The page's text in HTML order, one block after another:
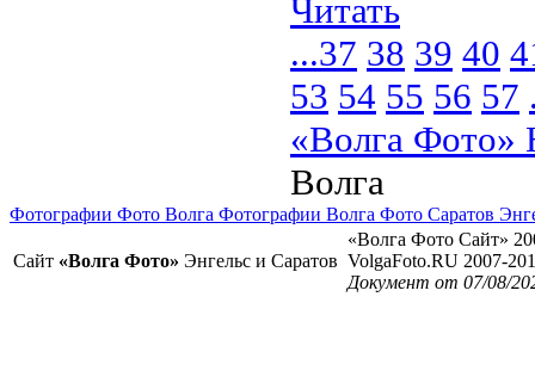
Читать
...37 38 39 40
53 54 55 56 57
«Волга Фото»
Волга
Фотографии Фото Волга Фотографии Волга Фото Саратов
Сайт «Волга Фото» Энгельс и Саратов
«Волга Фото Сайт»
VolgaFoto.RU 2007-
Документ от 07/08/